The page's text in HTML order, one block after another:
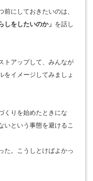
にしておきたいのは、
しをしたいのか」 を話し
トアップして、みんなが
をイメージしてみましょ
くりを始めたときにな
いという事態を避けるこ
た。こうしとけばよかっ